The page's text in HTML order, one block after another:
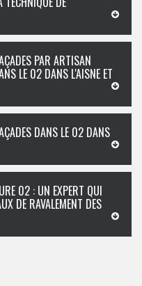
PAR ARTISAN
LE 02 DANS L'AISNE ET
DANS LE 02 DANS
02 : UN EXPERT QUI
DE RAVALEMENT DES